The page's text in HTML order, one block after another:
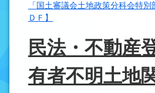
「国土審議会土地政策分科会特
ＤＦ】
民法・不動産
有者不明土地